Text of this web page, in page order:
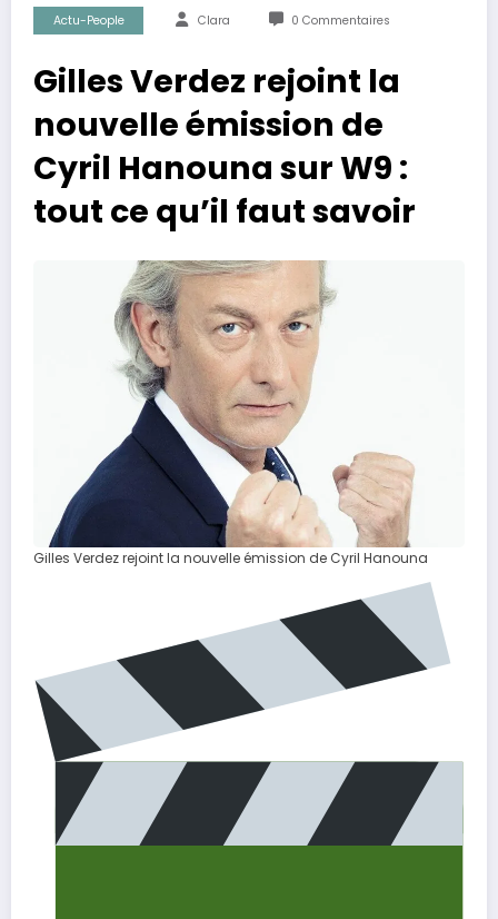
Actu-People Clara 0 Commentaires
Gilles Verdez rejoint la
nouvelle émission de
Cyril Hanouna sur W9 :
tout ce qu’il faut savoir
Gilles Verdez rejoint la nouvelle émission de Cyril Hanouna